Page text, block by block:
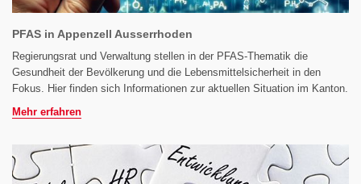
PFAS in Appenzell Ausserrhoden
Regierungsrat und Verwaltung stellen in der PFAS-Thematik die
Gesundheit der Bevölkerung und die Lebensmittelsicherheit in den
Fokus. Hier finden sich Informationen zur aktuellen Situation im Kanton.
Mehr erfahren